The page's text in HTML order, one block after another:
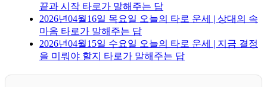
끝과 시작 타로가 말해주는 답
2026년04월16일 목요일 오늘의 타로 운세 | 상대의 속
마음 타로가 말해주는 답
2026년04월15일 수요일 오늘의 타로 운세 | 지금 결정
을 미뤄야 할지 타로가 말해주는 답